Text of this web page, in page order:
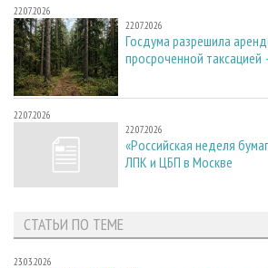
22.07.2026
22.07.2026
Госдума разрешила
просроченной таксацией
22.07.2026
22.07.2026
«Российская неделя
ЛПК и ЦБП в Москве
СТАТЬИ ПО ТЕМЕ
23.03.2026